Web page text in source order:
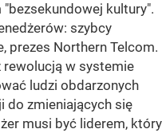
kultury".
szybcy
prezes Northern Telcom.
rewolucją w systemie
ludzi obdarzonych
do zmieniających się
musi być liderem, który